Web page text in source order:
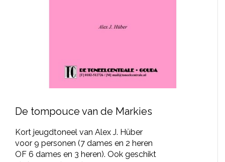
THEATERBOEKEN
SKETCHES
De tompouce van de Markies
Kort jeugdtoneel van Alex J. Hüber
voor 9 personen (7 dames en 2 heren
OF 6 dames en 3 heren). Ook geschikt